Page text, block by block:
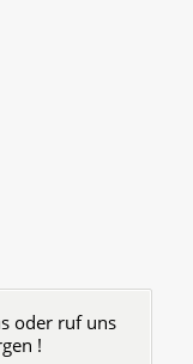
oder ruf uns
!